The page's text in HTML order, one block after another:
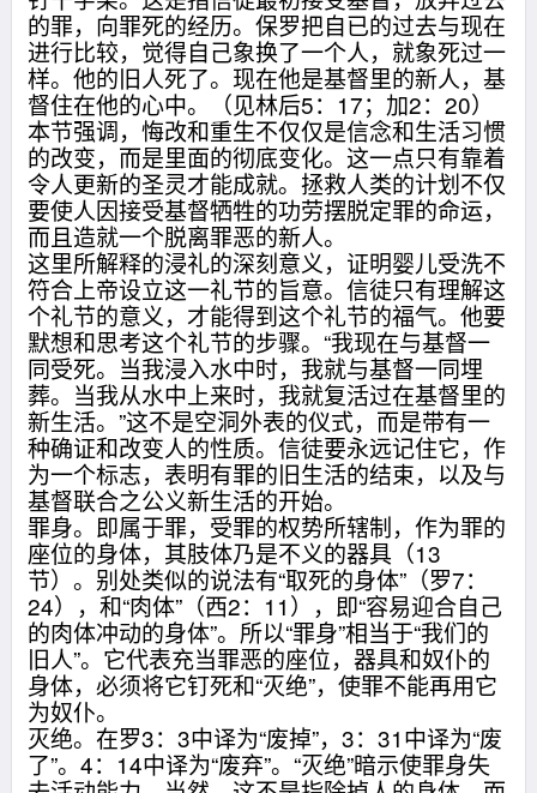
的罪，向罪死的经历。保罗把自已的过去与现在
进行比较，觉得自己象换了一个人，就象死过一
样。他的旧人死了。现在他是基督里的新人，基
督住在他的心中。（见林后5：17；加2：20）
本节强调，悔改和重生不仅仅是信念和生活习惯
的改变，而是里面的彻底变化。这一点只有靠着
令人更新的圣灵才能成就。拯救人类的计划不仅
要使人因接受基督牺牲的功劳摆脱定罪的命运，
而且造就一个脱离罪恶的新人。
这里所解释的浸礼的深刻意义，证明婴儿受洗不
符合上帝设立这一礼节的旨意。信徒只有理解这
个礼节的意义，才能得到这个礼节的福气。他要
默想和思考这个礼节的步骤。“我现在与基督一
同受死。当我浸入水中时，我就与基督一同埋
葬。当我从水中上来时，我就复活过在基督里的
新生活。”这不是空洞外表的仪式，而是带有一
种确证和改变人的性质。信徒要永远记住它，作
为一个标志，表明有罪的旧生活的结束，以及与
基督联合之公义新生活的开始。
罪身。即属于罪，受罪的权势所辖制，作为罪的
座位的身体，其肢体乃是不义的器具（13
节）。别处类似的说法有“取死的身体”（罗7：
24），和“肉体”（西2：11），即“容易迎合自己
的肉体冲动的身体”。所以“罪身”相当于“我们的
旧人”。它代表充当罪恶的座位，器具和奴仆的
身体，必须将它钉死和“灭绝”，使罪不能再用它
为奴仆。
灭绝。在罗3：3中译为“废掉”，3：31中译为“废
了”。4：14中译为“废弃”。“灭绝”暗示使罪身失